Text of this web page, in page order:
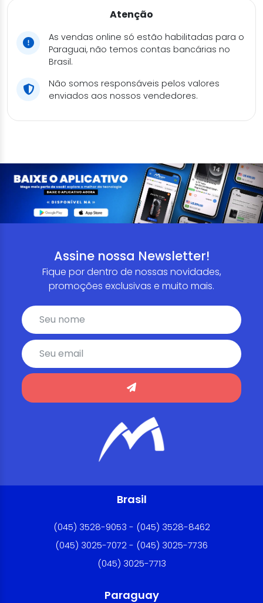
Atenção
As vendas online só estão habilitadas para o
Paraguai, não temos contas bancárias no
Brasil.
Não somos responsáveis pelos valores
enviados aos nossos vendedores.
Assine nossa Newsletter!
Fique por dentro de nossas novidades,
promoções exclusivas e muito mais.
Brasil
(045) 3528-9053 - (045) 3528-8462
(045) 3025-7072 - (045) 3025-7736
(045) 3025-7713
Paraguay